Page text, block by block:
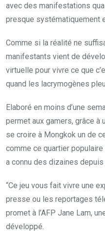
avec des manifestations
presque systématiquement
Comme si la réalité ne
manifestants vient de
virtuelle pour vivre ce que
quand les lacrymogènes
Elaboré en moins d’une
permet aux gamers, grâce à
se croire à Mongkok un de
comme ce quartier
a connu des dizaines depuis
“Ce jeu vous fait vivre une
presse ou les reportages
promet à l’AFP Jane Lam,
développé.